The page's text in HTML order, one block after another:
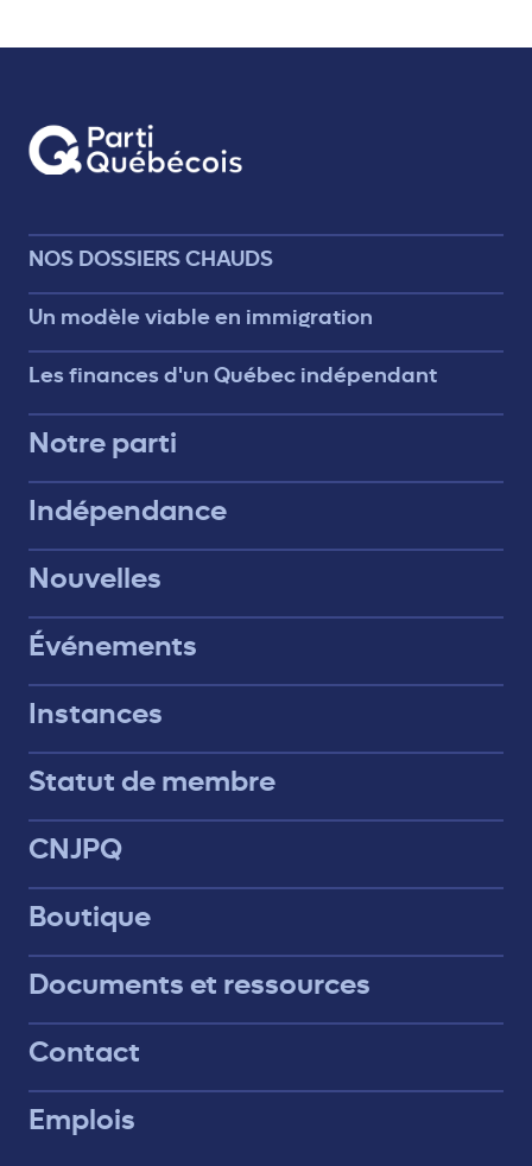
NOS DOSSIERS CHAUDS
Un modèle viable en immigration
Les finances d'un Québec indépendant
Notre parti
Indépendance
Nouvelles
Événements
Instances
Statut de membre
CNJPQ
Boutique
Documents et ressources
Contact
Emplois